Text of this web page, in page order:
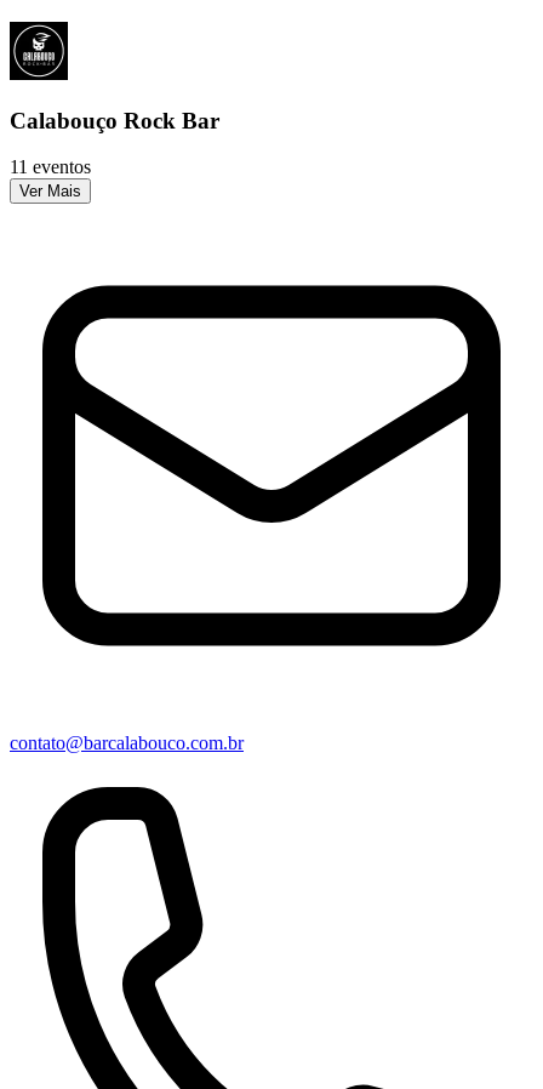
Calabouço Rock Bar
11 eventos
Ver Mais
contato@barcalabouco.com.br